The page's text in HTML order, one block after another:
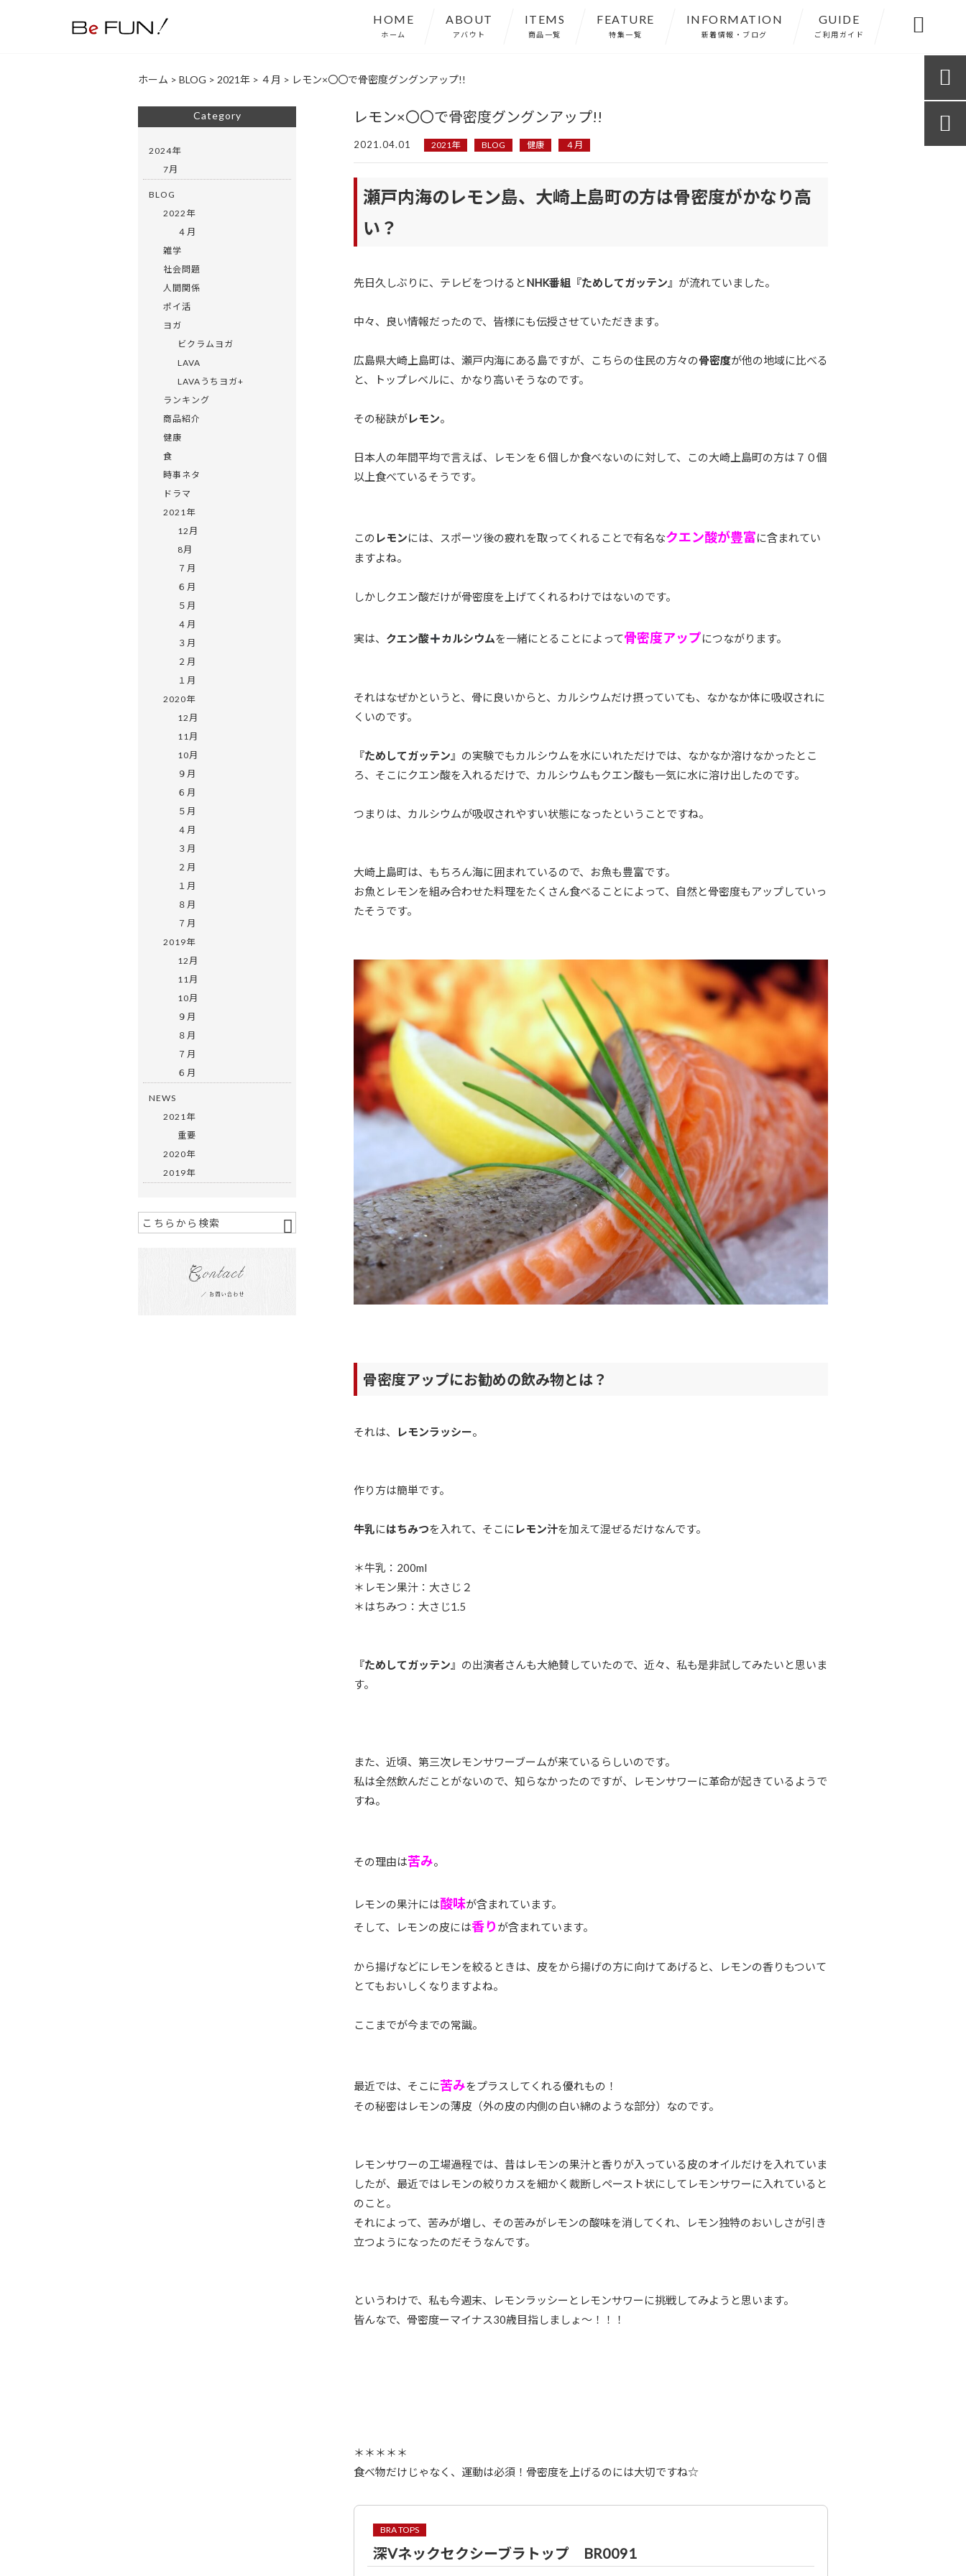
HOME
ホーム
ABOUT
アバウト
ITEMS
商品一覧
FEATURE
特集一覧
INFORMATION
新着情報・ブログ
GUIDE
ご利用ガイド 
ホーム > BLOG > 2021年 > ４月 > レモン×〇〇で骨密度グングンアップ!!
レモン×〇〇で骨密度グングンアップ!!
2021.04.01 2021年 BLOG 健康 ４月
瀬戸内海のレモン島、大崎上島町の方は骨密度がかなり高
い？
先日久しぶりに、テレビをつけるとNHK番組『ためしてガッテン』 が流れていました。
中々、良い情報だったので、皆様にも伝授させていただきます。
広島県大崎上島町は、瀬戸内海にある島ですが、こちらの住民の方々の骨密度が他の地域に比べる
と、トップレベルに、かなり高いそうなのです。
その秘訣がレモン。
日本人の年間平均で言えば、レモンを６個しか食べないのに対して、この大崎上島町の方は７０個
以上食べているそうです。
この レモンには、スポーツ後の疲れを取ってくれることで有名なクエン酸が豊富に含まれてい
ますよね。
しかしクエン酸だけが骨密度を上げてくれるわけではないのです。
実は、 クエン酸 カルシウムを一緒にとることによって骨密度アップにつながります。
それはなぜかというと、骨に良いからと、カルシウムだけ摂っていても、なかなか体に吸収されに
くいのです。
『ためしてガッテン』 の実験でもカルシウムを水にいれただけでは、なかなか溶けなかったとこ
ろ、そこにクエン酸を入れるだけで、カルシウムもクエン酸も一気に水に溶け出したのです。
つまりは、カルシウムが吸収されやすい状態になったということですね。
大崎上島町は、もちろん海に囲まれているので、お魚も豊富です。
お魚とレモンを組み合わせた料理をたくさん食べることによって、自然と骨密度もアップしていっ
たそうです。
骨密度アップにお勧めの飲み物とは？
それは、 レモンラッシー。
作り方は簡単です。
牛乳にはちみつを入れて、そこに レモン汁を加えて混ぜるだけなんです。
＊牛乳：200ml
＊レモン果汁：大さじ２
＊はちみつ：大さじ1.5
『ためしてガッテン』 の出演者さんも大絶賛していたので、近々、私も是非試してみたいと思いま
す。
また、近頃、第三次レモンサワーブームが来ているらしいのです。
私は全然飲んだことがないので、知らなかったのですが、レモンサワーに革命が起きているようで
すね。
その理由は苦み。
レモンの果汁には酸味が含まれています。
そして、レモンの皮には香り が含まれています。
から揚げなどにレモンを絞るときは、皮をから揚げの方に向けてあげると、レモンの香りもついて
とてもおいしくなりますよね。
ここまでが今までの常識。
最近では、そこに苦みをプラスしてくれる優れもの！
その秘密はレモンの薄皮（外の皮の内側の白い綿のような部分）なのです。
レモンサワーの工場過程では、昔はレモンの果汁と香りが入っている皮のオイルだけを入れていま
したが、最近ではレモンの絞りカスを細かく裁断しペースト状にしてレモンサワーに入れていると
のこと。
それによって、苦みが増し、その苦みがレモンの酸味を消してくれ、レモン独特のおいしさが引き
立つようになったのだそうなんです。
というわけで、私も今週末、レモンラッシーとレモンサワーに挑戦してみようと思います。
皆んなで、骨密度ーマイナス30歳目指しましょ〜！！！
＊＊＊＊＊
食べ物だけじゃなく、運動は必須！骨密度を上げるのには大切ですね☆
BRA TOPS
深Vネックセクシーブラトップ BR0091
Category
2024年
7月
BLOG
2022年
４月
雑学
社会問題
人間関係
ポイ活
ヨガ
ビクラムヨガ
LAVA
LAVAうちヨガ+
ランキング
商品紹介
健康
食
時事ネタ
ドラマ
2021年
12月
8月
７月
６月
５月
４月
３月
２月
１月
2020年
12月
11月
10月
９月
６月
５月
４月
３月
２月
１月
８月
７月
2019年
12月
11月
10月
９月
８月
７月
６月
NEWS
2021年
重要
2020年
2019年

